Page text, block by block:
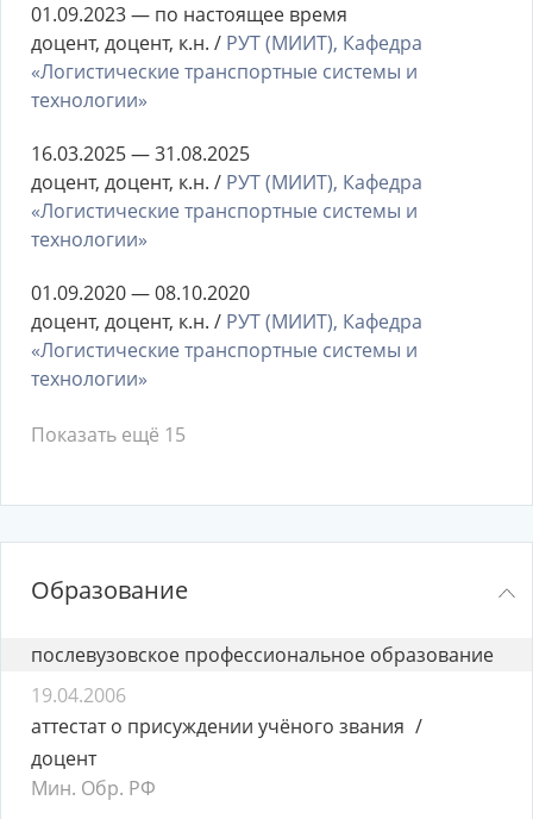
01.09.2023 — по настоящее время
доцент, доцент, к.н. / РУТ (МИИТ), Кафедра
«Логистические транспортные системы и
технологии»
16.03.2025 — 31.08.2025
доцент, доцент, к.н. / РУТ (МИИТ), Кафедра
«Логистические транспортные системы и
технологии»
01.09.2020 — 08.10.2020
доцент, доцент, к.н. / РУТ (МИИТ), Кафедра
«Логистические транспортные системы и
технологии»
Показать ещё 15
Образование
послевузовское профессиональное образование
19.04.2006
аттестат о присуждении учёного звания
доцент
Мин. Обр. РФ